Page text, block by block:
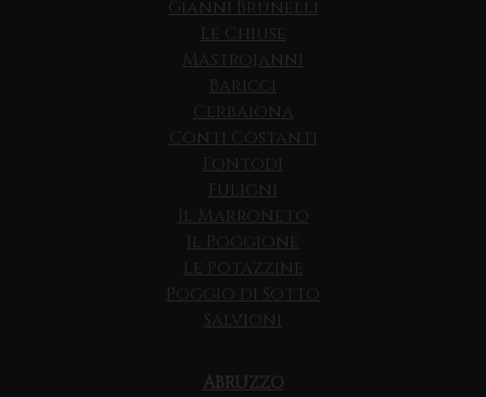
Gianni Brunelli
Le Chiuse
Mastrojanni
Baricci
Cerbaiona
Conti Costanti
Fontodi
Fuligni
Il Marroneto
Il Poggione
Le Potazzine
Poggio di Sotto
Salvioni
ABRUZZO